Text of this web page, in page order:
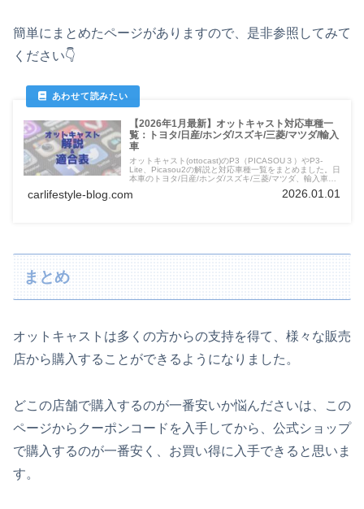
簡単にまとめたページがありますので、是非参照してみて
ください👇
【2026年1月最新】オットキャスト対応車種一
覧：トヨタ/日産/ホンダ/スズキ/三菱/マツダ/輸入
車
オットキャスト(ottocast)のP3（PICASOU３）やP3-
Lite、Picasou2の解説と対応車種一覧をまとめました。日
本車のトヨタ/日産/ホンダ/スズキ/三菱/マツダ、輸入車も
ください。
carlifestyle-blog.com 2026.01.01
まとめ
オットキャストは多くの方からの支持を得て、様々な販売
店から購入することができるようになりました。
どこの店舗で購入するのが一番安いか悩んださいは、この
ページからクーポンコードを入手してから、公式ショップ
で購入するのが一番安く、お買い得に入手できると思いま
す。